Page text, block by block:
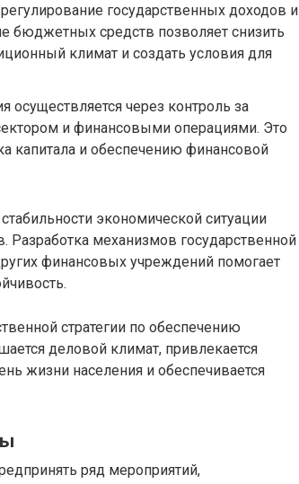
государственных доходов и
бюджетных средств позволяет снизить
климат и создать условия для
через контроль за
и финансовыми операциями. Это
капитала и обеспечению финансовой
экономической ситуации
Разработка механизмов государственной
финансовых учреждений помогает
стратегии по обеспечению
деловой климат, привлекается
жизни населения и обеспечивается
ряд мероприятий,